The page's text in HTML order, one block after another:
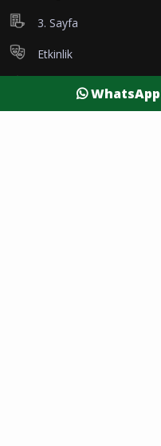
3. Sayfa
Etkinlik
Eleman İlanı
WhatsApp